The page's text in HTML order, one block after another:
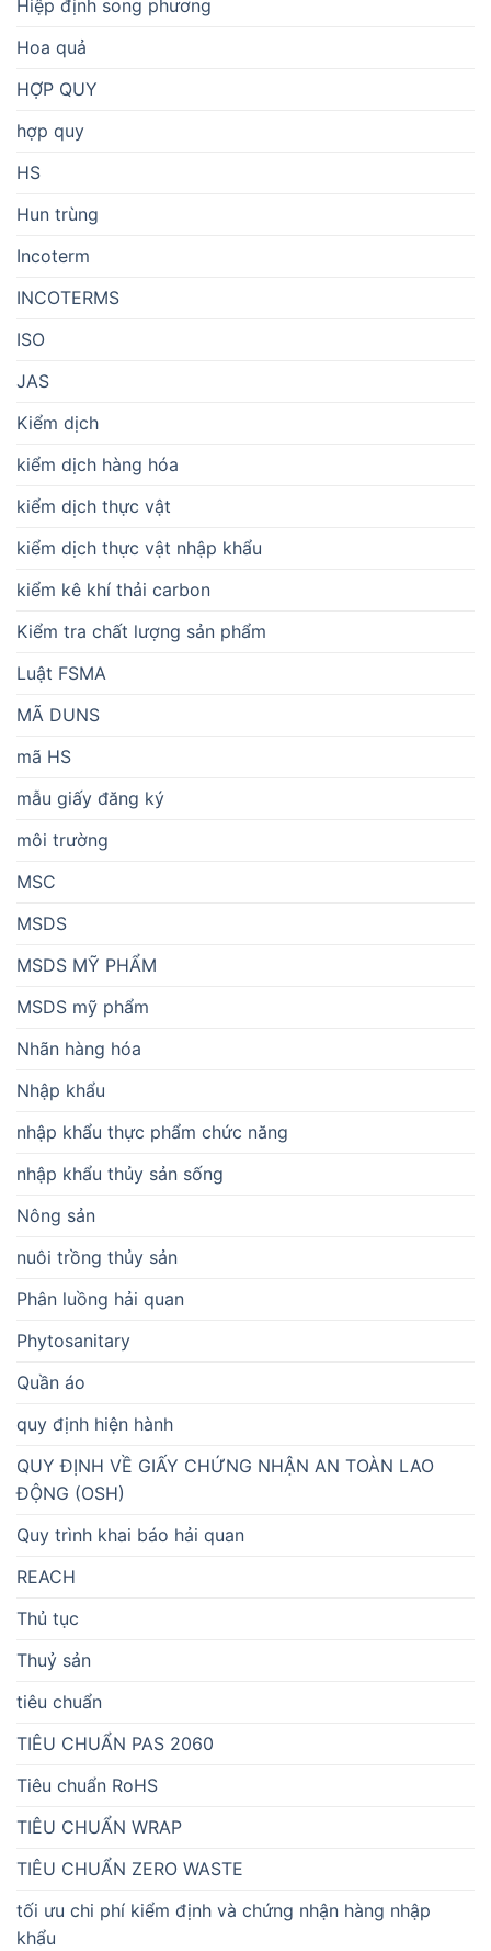
Hiệp định song phương
Hoa quả
HỢP QUY
hợp quy
HS
Hun trùng
Incoterm
INCOTERMS
ISO
JAS
Kiểm dịch
kiểm dịch hàng hóa
kiểm dịch thực vật
kiểm dịch thực vật nhập khẩu
kiểm kê khí thải carbon
Kiểm tra chất lượng sản phẩm
Luật FSMA
MÃ DUNS
mã HS
mẫu giấy đăng ký
môi trường
MSC
MSDS
MSDS MỸ PHẨM
MSDS mỹ phẩm
Nhãn hàng hóa
Nhập khẩu
nhập khẩu thực phẩm chức năng
nhập khẩu thủy sản sống
Nông sản
nuôi trồng thủy sản
Phân luồng hải quan
Phytosanitary
Quần áo
quy định hiện hành
QUY ĐỊNH VỀ GIẤY CHỨNG NHẬN AN TOÀN LAO
ĐỘNG (OSH)
Quy trình khai báo hải quan
REACH
Thủ tục
Thuỷ sản
tiêu chuẩn
TIÊU CHUẨN PAS 2060
Tiêu chuẩn RoHS
TIÊU CHUẨN WRAP
TIÊU CHUẨN ZERO WASTE
tối ưu chi phí kiểm định và chứng nhận hàng nhập
khẩu